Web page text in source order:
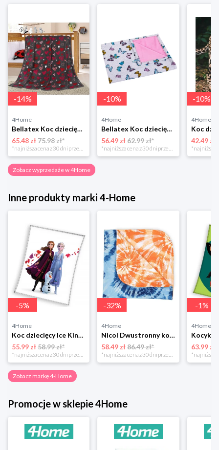
-14%
4Home
Bellatex Koc dziecięcy Ella Serduszka, 100 x 155 cm
65.48 zł75.98 zł*
-10%
4Home
Bellatex Koc dziecięcy Bára Butterfly różowy, 75 x 100 cm
56.49 zł 62.99 zł*
-10%
4Home
42.49 zł
Zobacz wyprzedaże w 4Home
Inne produkty marki 4-Home
-5%
4Home
Koc dziecięcy Ice Kingdom Magical Breeze, 130 x 160 cm 4-Home
55.99 zł58.99 zł*
*najniższa cena z 30 dni przed obniżką
-32%
4Home
Nicol Dwustronny koc dziecięcy Tomi, 74 x 74 cm 4-Home
58.49 zł 86.49 zł*
*najniższa cena z 30 dni przed obniżką
-1%
4Home
63.99 zł
Zobacz markę 4-Home
Promocje w sklepie 4Home